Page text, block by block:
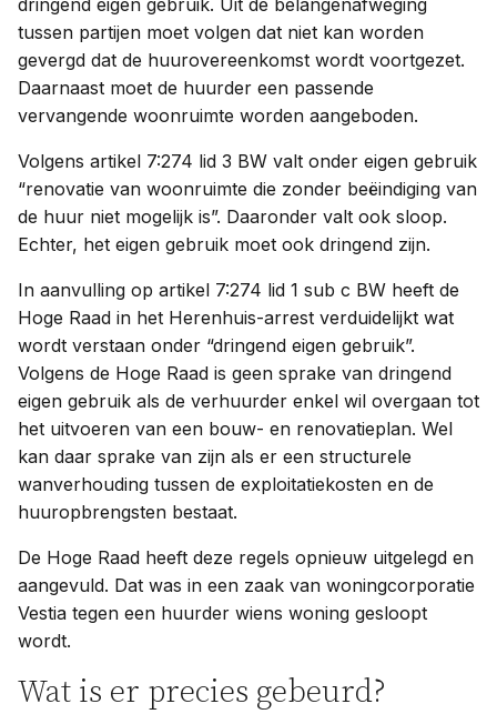
dringend eigen gebruik. Uit de belangenafweging
tussen partijen moet volgen dat niet kan worden
gevergd dat de huurovereenkomst wordt voortgezet.
Daarnaast moet de huurder een passende
vervangende woonruimte worden aangeboden.
Volgens artikel 7:274 lid 3 BW valt onder eigen gebruik
“renovatie van woonruimte die zonder beëindiging van
de huur niet mogelijk is”. Daaronder valt ook sloop.
Echter, het eigen gebruik moet ook dringend zijn.
In aanvulling op artikel 7:274 lid 1 sub c BW heeft de
Hoge Raad in het Herenhuis-arrest verduidelijkt wat
wordt verstaan onder “dringend eigen gebruik”.
Volgens de Hoge Raad is geen sprake van dringend
eigen gebruik als de verhuurder enkel wil overgaan tot
het uitvoeren van een bouw- en renovatieplan. Wel
kan daar sprake van zijn als er een structurele
wanverhouding tussen de exploitatiekosten en de
huuropbrengsten bestaat.
De Hoge Raad heeft deze regels opnieuw uitgelegd en
aangevuld. Dat was in een zaak van woningcorporatie
Vestia tegen een huurder wiens woning gesloopt
wordt.
Wat is er precies gebeurd?